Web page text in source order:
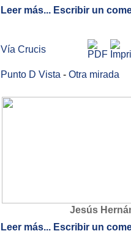
Leer más... Escribir un
Vía Crucis
Punto D Vista - Otra mirada
Jesús
Leer más... Escribir un